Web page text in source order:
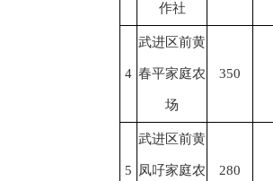
作社
4
武进区前黄
春平家庭农
场
350
5
武进区前黄
凤吇家庭农 280